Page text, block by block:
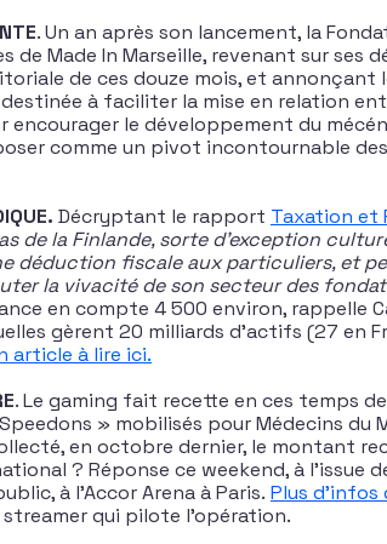
. Un an après son lancement, la
de Made In Marseille, revenant sur ses
de ces douze mois, et annonçant
à faciliter la mise en relation
encourager le développement du
comme un pivot incontournable
Décryptant le rapport Taxation et
de la Finlande, sorte d’exception
déduction fiscale aux particuliers, et
la vivacité de son secteur des
en compte 4 500 environ, rappelle
gèrent 20 milliards d’actifs (27 en
article à lire ici.
. Le gaming fait recette en ces temps
» mobilisés pour Médecins du
en octobre dernier, le montant
? Réponse ce weekend, à l’issue
à l’Accor Arena à Paris. Plus d’infos
streamer qui pilote l’opération.